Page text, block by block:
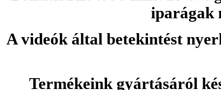
iparágak
A videók által betekintést
Termékeink gyártásáról